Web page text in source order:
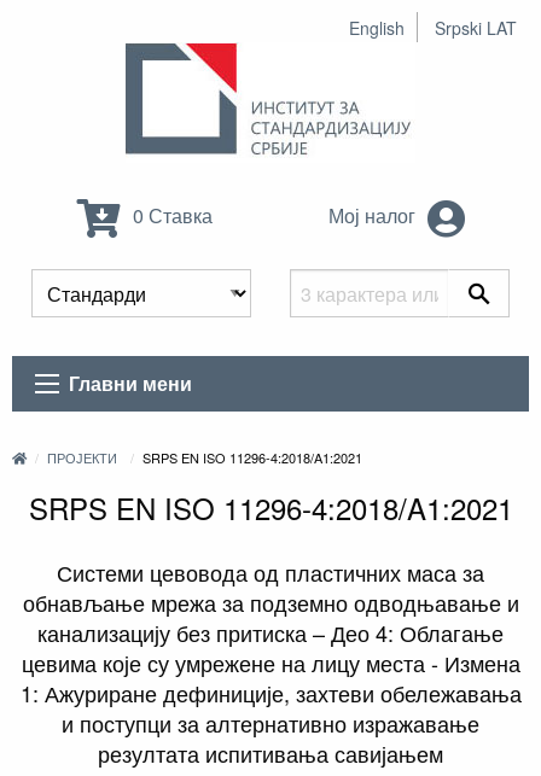
English Srpski LAT
0 Ставка Мој налог
Главни мени
ПРОЈЕКТИ SRPS EN ISO 11296-4:2018/A1:2021
SRPS EN ISO 11296-4:2018/A1:2021
Системи цевовода од пластичних маса за
обнављање мрежа за подземно одводњавање и
канализацију без притиска – Део 4: Облагање
цевима које су умрежене на лицу места - Измена
1: Ажуриране дефиниције, захтеви обележавања
и поступци за алтернативно изражавање
резултата испитивања савијањем